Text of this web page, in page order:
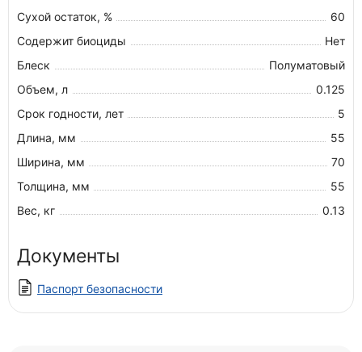
Сухой остаток, %
60
Содержит биоциды
Нет
Блеск
Полуматовый
Объем, л
0.125
Срок годности, лет
5
Длина, мм
55
Ширина, мм
70
Толщина, мм
55
Вес, кг
0.13
Документы
Паспорт безопасности